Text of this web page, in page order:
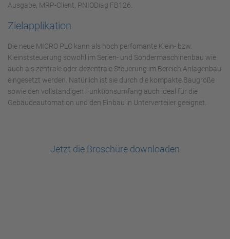
Ausgabe, MRP-Client, PNIODiag FB126.
Zielapplikation
Die neue MICRO PLC kann als hoch perfomante Klein- bzw.
Kleinststeuerung sowohl im Serien- und Sondermaschinenbau wie
auch als zentrale oder dezentrale Steuerung im Bereich Anlagenbau
eingesetzt werden. Natürlich ist sie durch die kompakte Baugröße
sowie den vollständigen Funktionsumfang auch ideal für die
Gebäudeautomation und den Einbau in Unterverteiler geeignet.
Jetzt die Broschüre downloaden